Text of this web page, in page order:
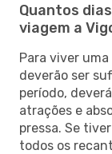
Quantos
viagem a
Para viver
deverão ser
período,
atrações e
pressa. Se
todos os